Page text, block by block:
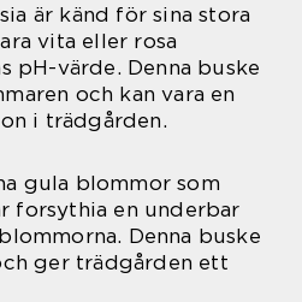
är känd för sina stora
vita eller rosa
pH-värde. Denna buske
och kan vara en
i trädgården.
gula blommor som
forsythia en underbar
Denna buske
ger trädgården ett